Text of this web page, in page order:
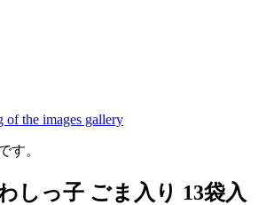
of the images gallery
す。
しっ子 ごま入り 13袋入